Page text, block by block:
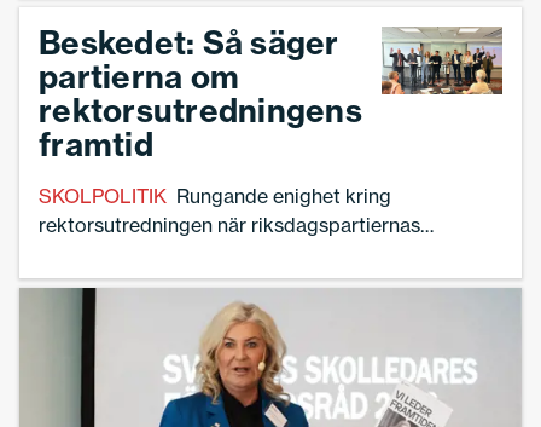
Beskedet: Så säger
partierna om
rektorsutredningens
framtid
SKOLPOLITIK Rungande enighet kring
rektorsutredningen när riksdagspartiernas
på Sveriges Skolledares förbundsråd.